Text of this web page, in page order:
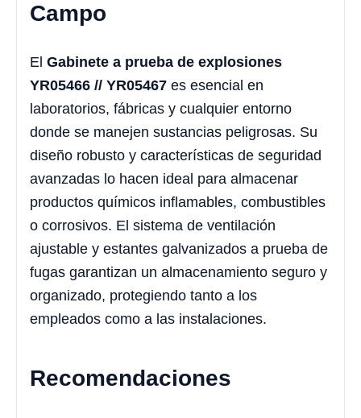
Campo
El Gabinete a prueba de explosiones
YR05466 // YR05467 es esencial en
laboratorios, fábricas y cualquier entorno
donde se manejen sustancias peligrosas. Su
diseño robusto y características de seguridad
avanzadas lo hacen ideal para almacenar
productos químicos inflamables, combustibles
o corrosivos. El sistema de ventilación
ajustable y estantes galvanizados a prueba de
fugas garantizan un almacenamiento seguro y
organizado, protegiendo tanto a los
empleados como a las instalaciones.
Recomendaciones